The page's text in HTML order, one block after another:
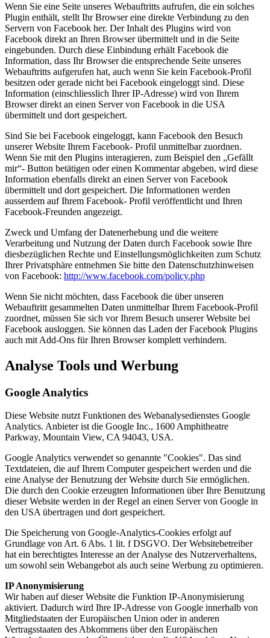
Wenn Sie eine Seite unseres Webauftritts aufrufen, die ein solches
Plugin enthält, stellt Ihr Browser eine direkte Verbindung zu den
Servern von Facebook her. Der Inhalt des Plugins wird von
Facebook direkt an Ihren Browser übermittelt und in die Seite
eingebunden. Durch diese Einbindung erhält Facebook die
Information, dass Ihr Browser die entsprechende Seite unseres
Webauftritts aufgerufen hat, auch wenn Sie kein Facebook-Profil
besitzen oder gerade nicht bei Facebook eingeloggt sind. Diese
Information (einschliesslich Ihrer IP-Adresse) wird von Ihrem
Browser direkt an einen Server von Facebook in die USA
übermittelt und dort gespeichert.
Sind Sie bei Facebook eingeloggt, kann Facebook den Besuch
unserer Website Ihrem Facebook- Profil unmittelbar zuordnen.
Wenn Sie mit den Plugins interagieren, zum Beispiel den „Gefällt
mir“- Button betätigen oder einen Kommentar abgeben, wird diese
Information ebenfalls direkt an einen Server von Facebook
übermittelt und dort gespeichert. Die Informationen werden
ausserdem auf Ihrem Facebook- Profil veröffentlicht und Ihren
Facebook-Freunden angezeigt.
Zweck und Umfang der Datenerhebung und die weitere
Verarbeitung und Nutzung der Daten durch Facebook sowie Ihre
diesbezüglichen Rechte und Einstellungsmöglichkeiten zum Schutz
Ihrer Privatsphäre entnehmen Sie bitte den Datenschutzhinweisen
von Facebook: http://www.facebook.com/policy.php
Wenn Sie nicht möchten, dass Facebook die über unseren
Webauftritt gesammelten Daten unmittelbar Ihrem Facebook-Profil
zuordnet, müssen Sie sich vor Ihrem Besuch unserer Website bei
Facebook ausloggen. Sie können das Laden der Facebook Plugins
auch mit Add-Ons für Ihren Browser komplett verhindern.
Analyse Tools und Werbung
Google Analytics
Diese Website nutzt Funktionen des Webanalysedienstes Google
Analytics. Anbieter ist die Google Inc., 1600 Amphitheatre
Parkway, Mountain View, CA 94043, USA.
Google Analytics verwendet so genannte "Cookies". Das sind
Textdateien, die auf Ihrem Computer gespeichert werden und die
eine Analyse der Benutzung der Website durch Sie ermöglichen.
Die durch den Cookie erzeugten Informationen über Ihre Benutzung
dieser Website werden in der Regel an einen Server von Google in
den USA übertragen und dort gespeichert.
Die Speicherung von Google-Analytics-Cookies erfolgt auf
Grundlage von Art. 6 Abs. 1 lit. f DSGVO. Der Websitebetreiber
hat ein berechtigtes Interesse an der Analyse des Nutzerverhaltens,
um sowohl sein Webangebot als auch seine Werbung zu optimieren.
IP Anonymisierung
Wir haben auf dieser Website die Funktion IP-Anonymisierung
aktiviert. Dadurch wird Ihre IP-Adresse von Google innerhalb von
Mitgliedstaaten der Europäischen Union oder in anderen
Vertragsstaaten des Abkommens über den Europäischen